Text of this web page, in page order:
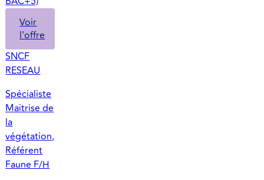
Voir
l'offre
SNCF
RESEAU
Spécialiste
Maitrise de
la
végétation,
Référent
Faune F/H